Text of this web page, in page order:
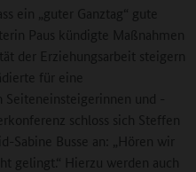
ein „guter Ganztag“ gute
Paus kündigte Maßnahmen
der Erziehungsarbeit steigern
für eine
Seiteneinsteigerinnen und -
schloss sich Steffen
Busse an: „Hören wir
gelingt.“ Hierzu werden auch